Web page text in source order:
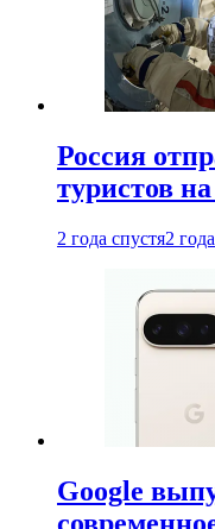
Россия
туристов
2 года спустя2
Google